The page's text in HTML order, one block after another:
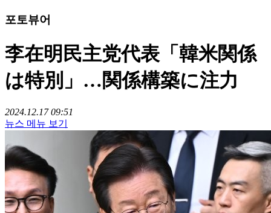
포토뷰어
李在明民主党代表「韓米関係
は特別」…関係構築に注力
2024.12.17 09:51
뉴스 메뉴 보기